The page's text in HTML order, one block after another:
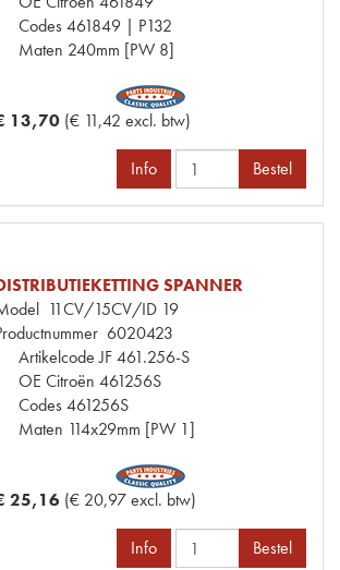
Codes461849 | P132
Maten 240mm [PW 8]
13,70 (€ 11,42 excl. btw)
Info Bestel
SPANNER
11CV/15CV/ID 19
6020423
Artikelcode JF461.256-S
OE Citroën 461256S
Codes461256S
Maten 114x29mm [PW 1]
25,16 (€ 20,97 excl. btw)
Info Bestel